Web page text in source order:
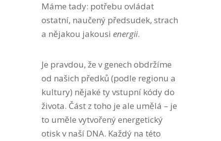
Máme tady: potřebu ovládat
ostatní, naučený předsudek, strach
a nějakou jakousi energii.
Je pravdou, že v genech obdržíme
od našich předků (podle regionu a
kultury) nějaké ty vstupní kódy do
života. Část z toho je ale umělá – je
to uměle vytvořený energetický
otisk v naší DNA. Každý na této